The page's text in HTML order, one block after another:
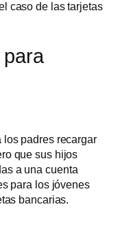
caso de las tarjetas
para
los padres recargar
que sus hijos
a una cuenta
para los jóvenes
bancarias.